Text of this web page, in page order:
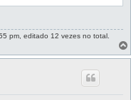
pm, editado 12 vezes no total.